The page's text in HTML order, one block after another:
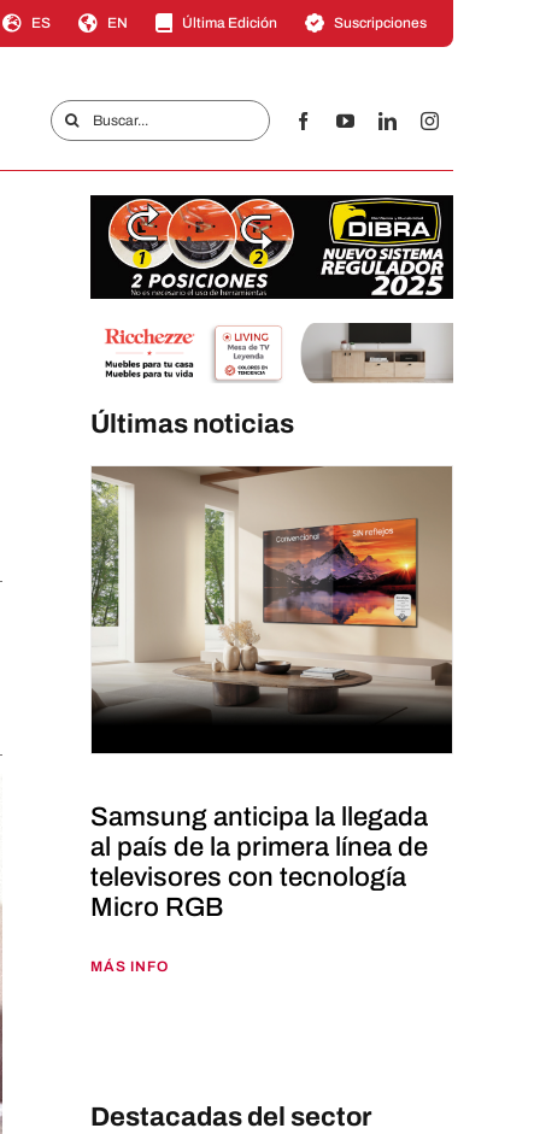
ES EN Última Edición Suscripciones
Buscar:
Últimas noticias
Samsung anticipa la llegada
al país de la primera línea de
televisores con tecnología
Micro RGB
MÁS INFO
Destacadas del sector